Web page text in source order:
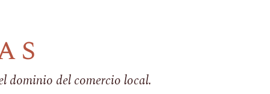
dominio del comercio local.